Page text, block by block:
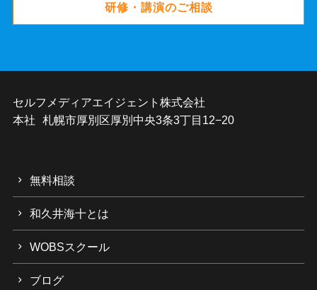
研修・講演のご相談
セルフメディアエイジェント株式会社
本社 札幌市厚別区厚別中央3条3丁目12−20
無料相談
和久井海十とは
WOBSスクール
ブログ